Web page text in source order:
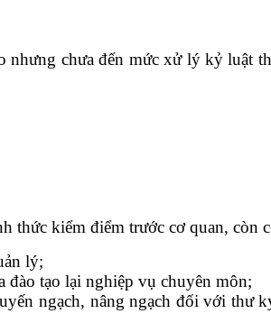
chưa đến mức xử lý kỷ luật
kiểm điểm trước cơ quan, còn
lý;
đào tạo lại nghiệp vụ chuyên môn;
ngạch, nâng ngạch đối với thư